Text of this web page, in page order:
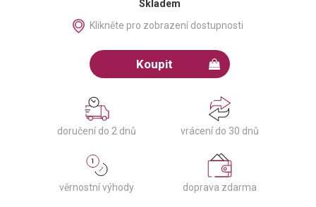
Skladem
Klikněte pro zobrazení dostupnosti
Koupit
doručení do 2 dnů vrácení do 30 dnů
věrnostní výhody doprava zdarma